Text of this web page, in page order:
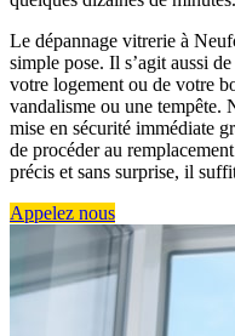
Le dépannage vitrerie à
simple pose. Il s’agit aussi
votre logement ou de votre
vandalisme ou une tempête.
mise en sécurité immédiate
de procéder au
précis et sans surprise, il
Appelez nous